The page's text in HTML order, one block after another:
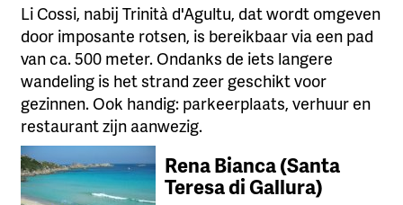
Li Cossi, nabij Trinità d'Agultu, dat wordt omgeven
door imposante rotsen, is bereikbaar via een pad
van ca. 500 meter. Ondanks de iets langere
wandeling is het strand zeer geschikt voor
gezinnen. Ook handig: parkeerplaats, verhuur en
restaurant zijn aanwezig.
Rena Bianca (Santa
Teresa di Gallura)